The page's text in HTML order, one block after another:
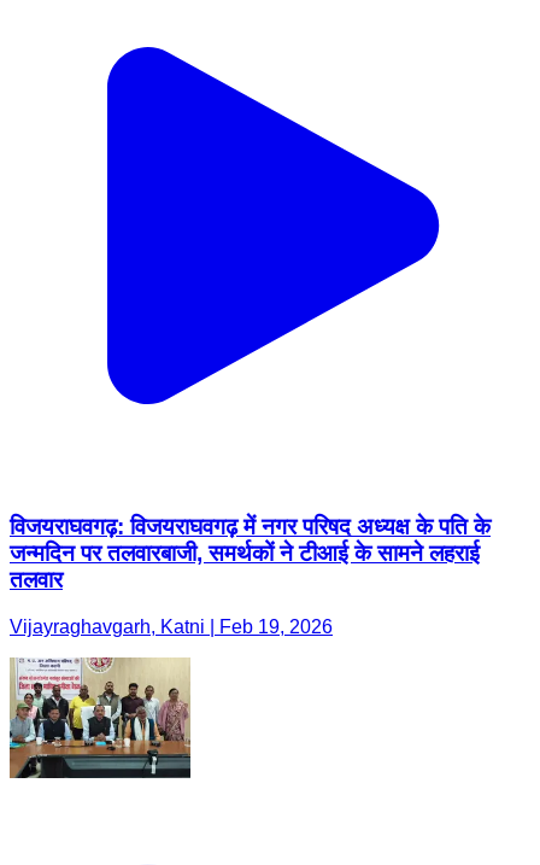
विजयराघवगढ़: विजयराघवगढ़ में नगर परिषद अध्यक्ष के पति के
जन्मदिन पर तलवारबाजी, समर्थकों ने टीआई के सामने लहराई
तलवार
Vijayraghavgarh, Katni | Feb 19, 2026